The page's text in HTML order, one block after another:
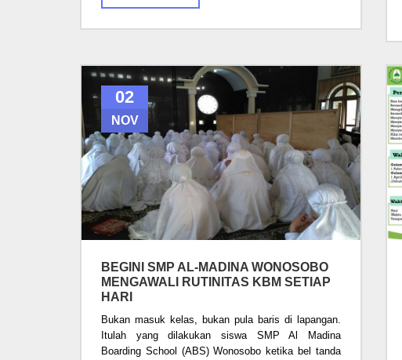
02
NOV
BEGINI SMP AL-MADINA WONOSOBO
MENGAWALI RUTINITAS KBM SETIAP
HARI
Bukan masuk kelas, bukan pula baris di lapangan.
Itulah yang dilakukan siswa SMP Al Madina
Boarding School (ABS) Wonosobo ketika bel tanda